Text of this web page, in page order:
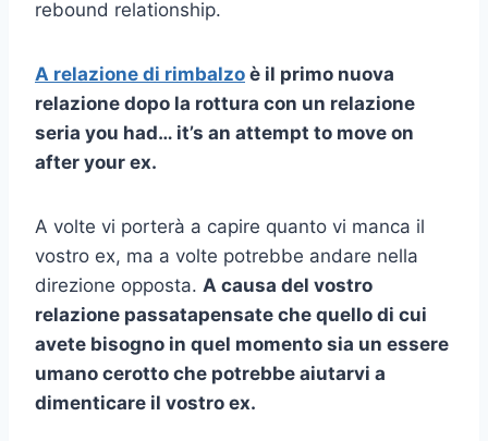
rebound relationship.
A relazione di rimbalzo è il primo nuova
relazione dopo la rottura con un relazione
seria you had… it’s an attempt to move on
after your ex.
A volte vi porterà a capire quanto vi manca il
vostro ex, ma a volte potrebbe andare nella
direzione opposta. A causa del vostro
relazione passatapensate che quello di cui
avete bisogno in quel momento sia un essere
umano cerotto che potrebbe aiutarvi a
dimenticare il vostro ex.